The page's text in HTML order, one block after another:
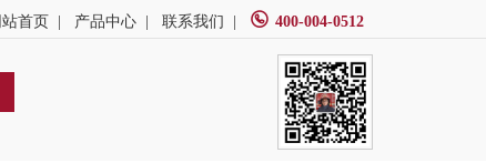
站首页 产品中心 联系我们 400-004-0512